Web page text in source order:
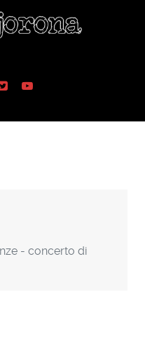
- concerto di